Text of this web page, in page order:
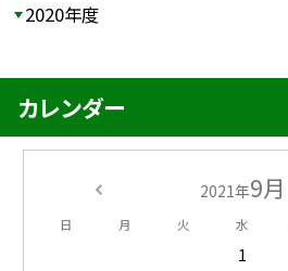
2020年度
カレンダー
2021年9月
日 月 火 水
1